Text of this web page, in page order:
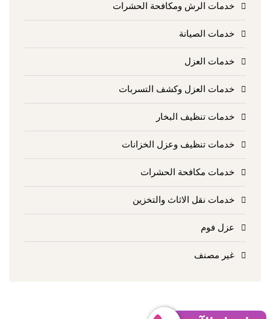
خدمات الرش ومكافحة الحشرات
خدمات الصيانة
خدمات العزل
خدمات العزل وكشف التسربات
خدمات تنظيف البخار
خدمات تنظيف وعزل الخزانات
خدمات مكافحة الحشرات
خدمات نقل الاثاث والتخزين
عزل فوم
غير مصنف